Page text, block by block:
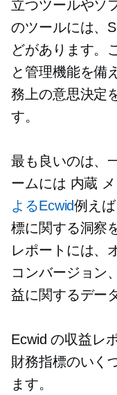
立つツールやソ
のツールには、
どがあります。
と管理機能を備
務上の意思決定
す。
最も良いのは、
ームには 内蔵
よるEcwid例えば
標に関する洞察
レポートには、
コンバージョン
益に関するデー
Ecwid の収益レ
財務指標のいく
ます。